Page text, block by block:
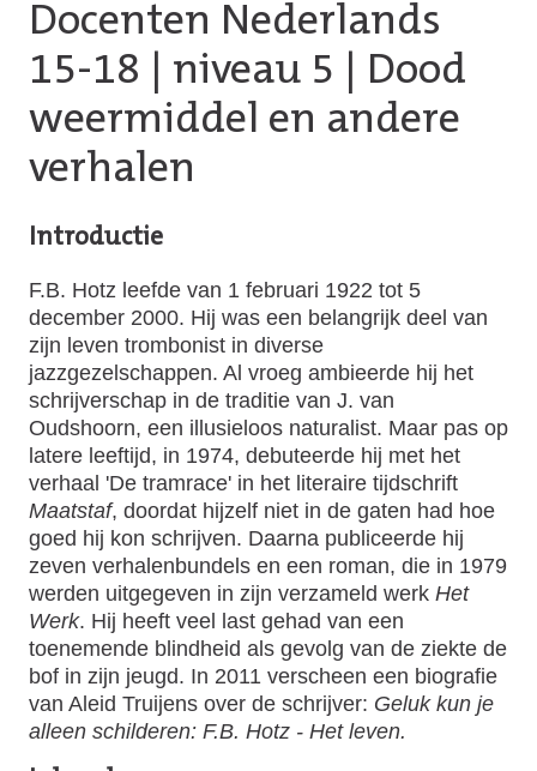
Docenten Nederlands
15-18
niveau 5 | Dood
weermiddel en andere
verhalen
Introductie
F.B. Hotz leefde van 1 februari 1922 tot 5
december 2000. Hij was een belangrijk deel van
zijn leven trombonist in diverse
jazzgezelschappen. Al vroeg ambieerde hij het
schrijverschap in de traditie van J. van
Oudshoorn, een illusieloos naturalist. Maar pas op
latere leeftijd, in 1974, debuteerde hij met het
verhaal 'De tramrace' in het literaire tijdschrift
Maatstaf, doordat hijzelf niet in de gaten had hoe
goed hij kon schrijven. Daarna publiceerde hij
zeven verhalenbundels en een roman, die in 1979
werden uitgegeven in zijn verzameld werk Het
Werk. Hij heeft veel last gehad van een
toenemende blindheid als gevolg van de ziekte de
bof in zijn jeugd. In 2011 verscheen een biografie
van Aleid Truijens over de schrijver: Geluk kun je
alleen schilderen: F.B. Hotz - Het leven.